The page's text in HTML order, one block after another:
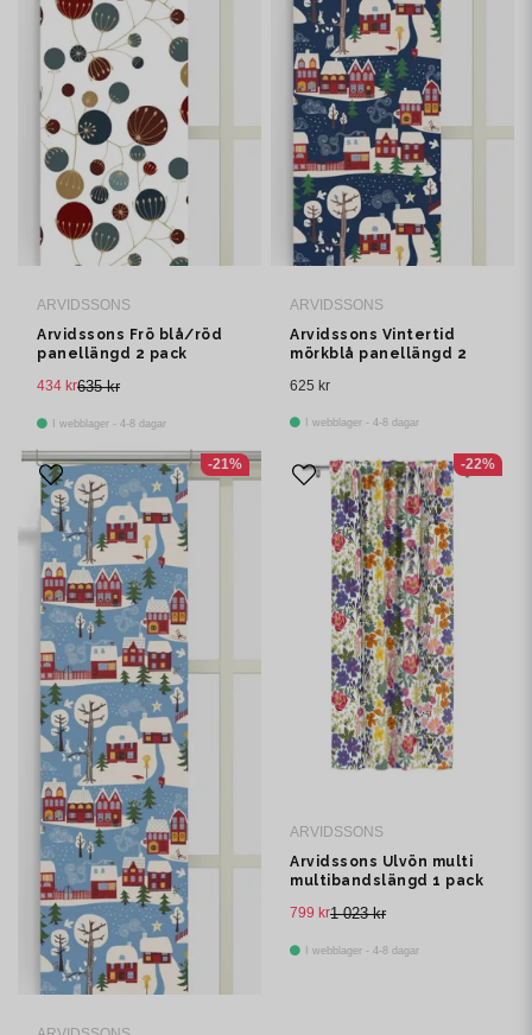
ARVIDSSONS
Arvidssons Frö blå/röd
panellängd 2 pack
635 kr
434 kr
I webblager - 4-8 dagar
ARVIDSSONS
Arvidssons Vintertid
mörkblå panellängd 2
625 kr
I webblager - 4-8 dagar
-21%
ARVIDSSONS
Arvidssons Ulvön multi
multibandslängd 1 pack
1 023 kr
799 kr
I webblager - 4-8 dagar
-22%